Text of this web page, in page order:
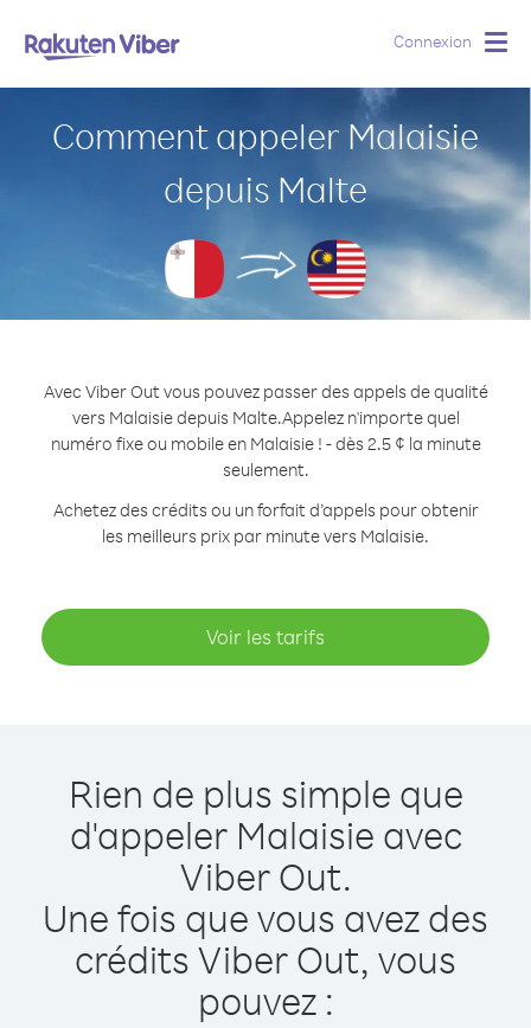
Connexion
Comment appeler Malaisie
depuis Malte
Avec Viber Out vous pouvez passer des appels de qualité
vers Malaisie depuis Malte.Appelez n'importe quel
numéro fixe ou mobile en Malaisie ! - dès 2.5 ¢ la minute
seulement.
Achetez des crédits ou un forfait d’appels pour obtenir
les meilleurs prix par minute vers Malaisie.
Voir les tarifs
Rien de plus simple que
d'appeler Malaisie avec
Viber Out.
Une fois que vous avez des
crédits Viber Out, vous
pouvez :